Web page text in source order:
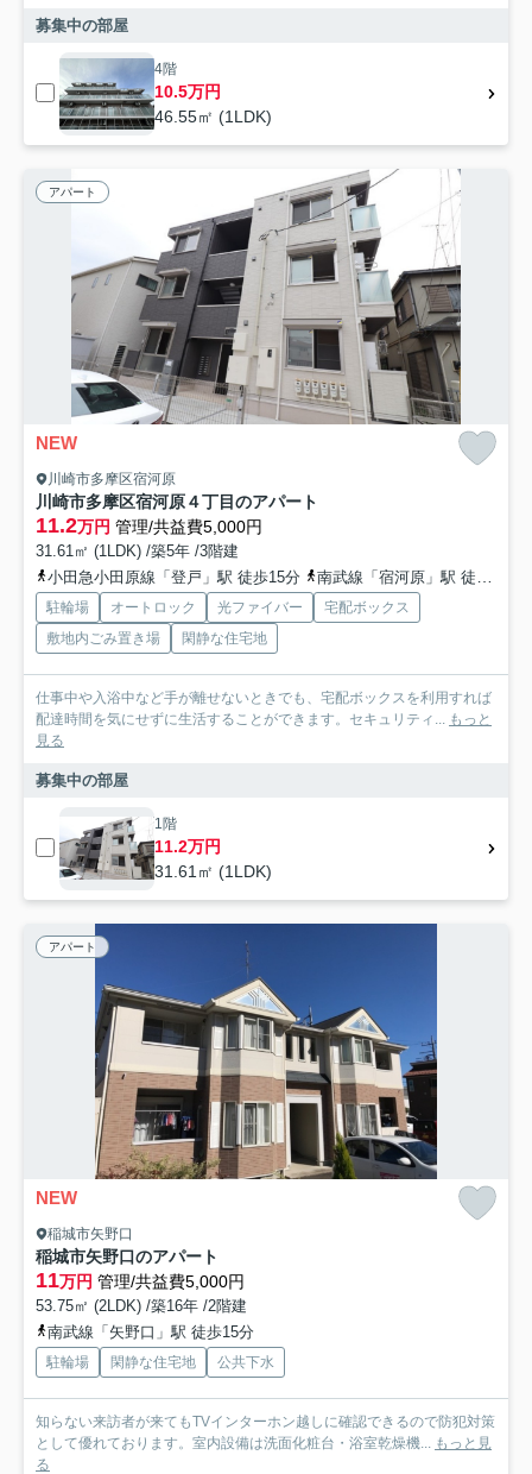
募集中の部屋
4階
10.5万円
46.55㎡ (1LDK)
アパート
NEW
川崎市多摩区宿河原
川崎市多摩区宿河原４丁目のアパート
11.2万円 管理/共益費5,000円
31.61㎡ (1LDK) /築5年 /3階建
小田急小田原線「登戸」駅 徒歩15分
南武線「宿河原」駅 徒歩5分
駐輪場 オートロック 光ファイバー
宅配ボックス
敷地内ごみ置き場
閑静な住宅地
仕事中や入浴中など手が離せないときでも、宅配ボックスを利用すれば
配達時間を気にせずに生活することができます。セキュリティ...
もっと
見る
募集中の部屋
1階
11.2万円
31.61㎡ (1LDK)
アパート
NEW
稲城市矢野口
稲城市矢野口のアパート
11万円 管理/共益費5,000円
53.75㎡ (2LDK) /築16年 /2階建
南武線「矢野口」駅 徒歩15分
駐輪場 閑静な住宅地 公共下水
知らない来訪者が来てもTVインターホン越しに確認できるので防犯対策
として優れております。室内設備は洗面化粧台・浴室乾燥機...
もっと見
る